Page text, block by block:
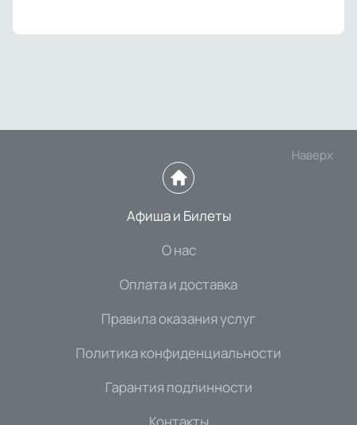
Наверх
Афиша и Билеты
О нас
Оплата и доставка
Правила оказания услуг
Политика конфиденциальности
Гарантия подлинности